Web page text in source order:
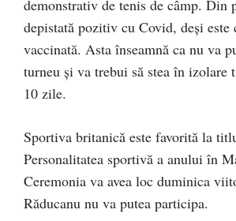
demonstrativ de tenis de câmp. Din
depistată pozitiv cu Covid, deși este
vaccinată. Asta înseamnă ca nu va
turneu și va trebui să stea în izolare
10 zile.
Sportiva britanică este favorită la
Personalitatea sportivă a anului în
Ceremonia va avea loc duminica
Răducanu nu va putea participa.